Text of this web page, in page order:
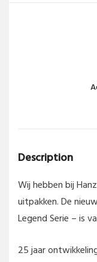
Description
Wij hebben bij
uitpakken. De
Legend Serie – is
25 jaar